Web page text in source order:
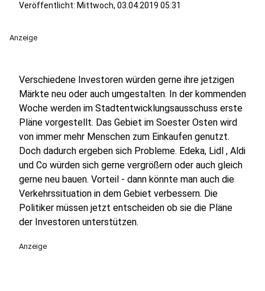
Veröffentlicht: Mittwoch, 03.04.2019 05:31
Anzeige
Verschiedene Investoren würden gerne ihre jetzigen
Märkte neu oder auch umgestalten. In der kommenden
Woche werden im Stadtentwicklungsausschuss erste
Pläne vorgestellt. Das Gebiet im Soester Osten wird
von immer mehr Menschen zum Einkaufen genutzt.
Doch dadurch ergeben sich Probleme. Edeka, Lidl , Aldi
und Co würden sich gerne vergrößern oder auch gleich
gerne neu bauen. Vorteil - dann könnte man auch die
Verkehrssituation in dem Gebiet verbessern. Die
Politiker müssen jetzt entscheiden ob sie die Pläne
der Investoren unterstützen.
Anzeige